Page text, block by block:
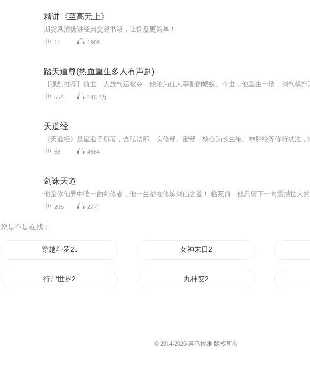
精讲《至高无上》
期货风清扬讲经典交易书籍，让操盘更简单！
11 1989
踏天道尊(热血重生多人有声剧)
554 146.2万
天道经
68 4684
剑诛天道
205 27万
您是不是在找：
穿越斗罗2之诸天万界系统 女神末日2
行尸世界2 九神变2
© 2014-2026 喜马拉雅 版权所有